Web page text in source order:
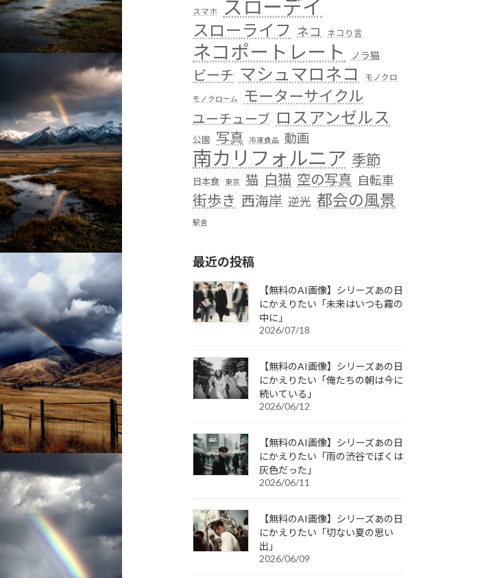
スマホ スローデイ
スローライフ ネコ ネコり言
ネコポートレート ノラ猫
ビーチ マシュマロネコ モノクロ
モノクローム モーターサイクル
ユーチューブ ロスアンゼルス
公園 写真 冷凍食品 動画
南カリフォルニア 季節
日本食 東京 猫 白猫 空の写真 自転車
街歩き 西海岸 逆光 都会の風景
駅舎
最近の投稿
【無料のAI画像】シリーズあの日
にかえりたい「未来はいつも霧の
中に」
2026/07/18
【無料のAI画像】シリーズあの日
にかえりたい「俺たちの朝は今に
続いている」
2026/06/12
【無料のAI画像】シリーズあの日
にかえりたい「雨の渋谷でぼくは
灰色だった」
2026/06/11
【無料のAI画像】シリーズあの日
にかえりたい「切ない夏の思い
出」
2026/06/09